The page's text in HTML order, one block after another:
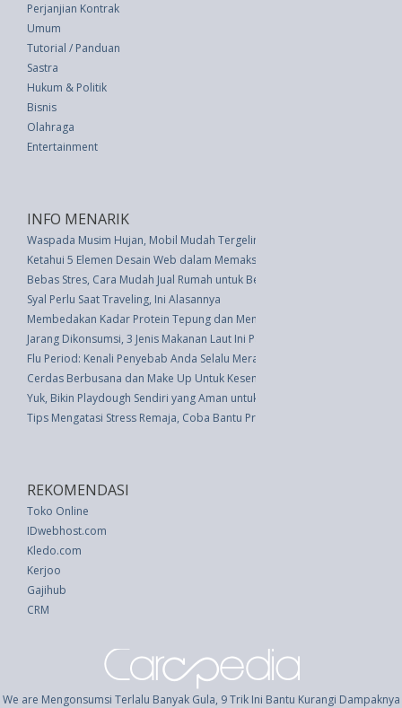
Perjanjian Kontrak
Umum
Tutorial / Panduan
Sastra
Hukum & Politik
Bisnis
Olahraga
Entertainment
INFO MENARIK
Waspada Musim Hujan, Mobil Mudah Tergelincir
Ketahui 5 Elemen Desain Web dalam Memaksimalkan Penjualan Online
Bebas Stres, Cara Mudah Jual Rumah untuk Beli Rumah yang Baru
Syal Perlu Saat Traveling, Ini Alasannya
Membedakan Kadar Protein Tepung dan Membuat Nasi Pulen
Jarang Dikonsumsi, 3 Jenis Makanan Laut Ini Patut Dicoba Lho!
Flu Period: Kenali Penyebab Anda Selalu Merasa Sakit Jelang Menstruasi?
Cerdas Berbusana dan Make Up Untuk Kesempurnaan
Yuk, Bikin Playdough Sendiri yang Aman untuk Anak
Tips Mengatasi Stress Remaja, Coba Bantu Praktikkan Mindfulness
REKOMENDASI
Toko Online
IDwebhost.com
Kledo.com
Kerjoo
Gajihub
CRM
We are Mengonsumsi Terlalu Banyak Gula, 9 Trik Ini Bantu Kurangi Dampaknya